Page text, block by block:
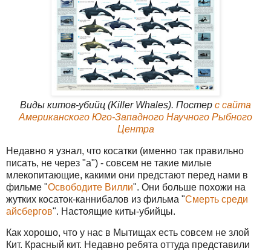
Виды китов-убийц (Killer Whales). Постер с сайта
Американского Юго-Западного Научного Рыбного
Центра
Недавно я узнал, что косатки (именно так правильно
писать, не через "а") - совсем не такие милые
млекопитающие, какими они предстают перед нами в
фильме "Освободите Вилли". Они больше похожи на
жутких косаток-каннибалов из фильма "Смерть среди
айсбергов". Настоящие киты-убийцы.
Как хорошо, что у нас в Мытищах есть совсем не злой
Кит. Красный кит. Недавно ребята оттуда представили